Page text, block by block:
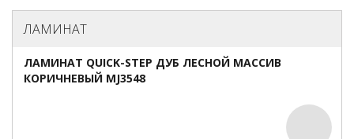
ЛАМИНАТ
ЛАМИНАТ QUICK-STEP ДУБ ЛЕСНОЙ МАССИВ
КОРИЧНЕВЫЙ MJ3548